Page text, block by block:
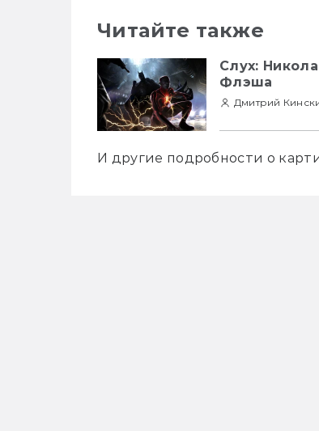
Читайте также
Слух:
Флэша
Дмитрий
И другие подробности о